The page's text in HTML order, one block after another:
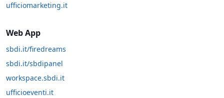
ufficiomarketing.it
Web App
sbdi.it/firedreams
sbdi.it/sbdipanel
workspace.sbdi.it
ufficioeventi.it